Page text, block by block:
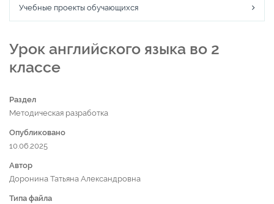
Учебные проекты обучающихся
Урок английского языка во 2
классе
Раздел
Методическая разработка
Опубликовано
10.06.2025
Автор
Доронина Татьяна Александровна
Типа файла